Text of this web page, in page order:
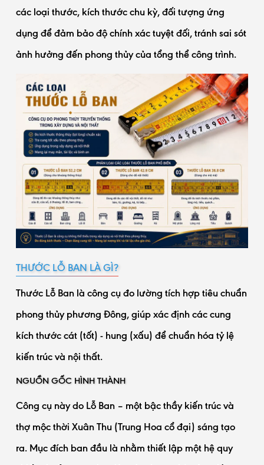
các loại thước, kích thước chu kỳ, đối tượng ứng
dụng để đảm bảo độ chính xác tuyệt đối, tránh sai sót
ảnh hưởng đến phong thủy của tổng thể công trình.
THƯỚC LỖ BAN LÀ GÌ?
Thước Lỗ Ban là công cụ đo lường tích hợp tiêu chuẩn
phong thủy phương Đông, giúp xác định các cung
kích thước cát (tốt) - hung (xấu) để chuẩn hóa tỷ lệ
kiến trúc và nội thất.
NGUỒN GỐC HÌNH THÀNH
Công cụ này do Lỗ Ban – một bậc thầy kiến trúc và
thợ mộc thời Xuân Thu (Trung Hoa cổ đại) sáng tạo
ra. Mục đích ban đầu là nhằm thiết lập một hệ quy